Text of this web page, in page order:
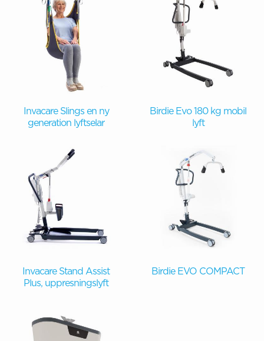
Invacare Slings en ny
generation lyftselar
Birdie Evo 180 kg mobil
lyft
Invacare Stand Assist
Plus, uppresningslyft
Birdie EVO COMPACT